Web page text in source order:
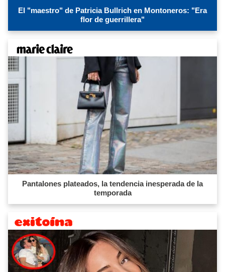
El "maestro" de Patricia Bullrich en Montoneros: "Era
flor de guerrillera"
Pantalones plateados, la tendencia inesperada de la
temporada